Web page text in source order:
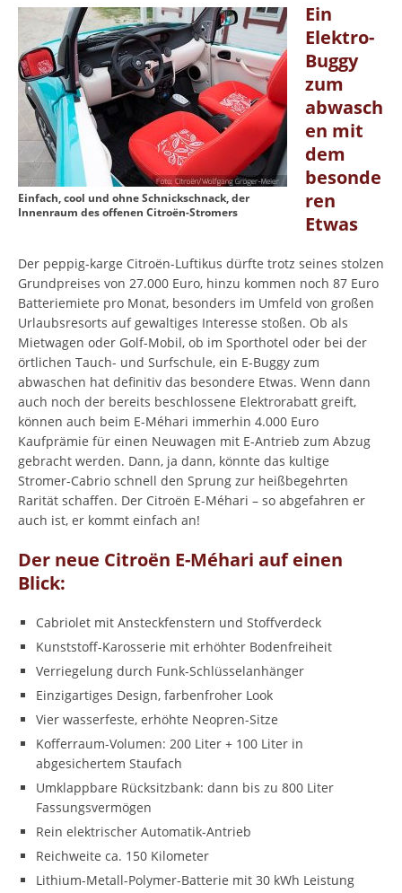
Einfach, cool und ohne Schnickschnack, der
Innenraum des offenen Citroën-Stromers
Ein
Elektro-
Buggy
zum
abwasch
en mit
dem
besonde
ren
Etwas
Der peppig-karge Citroën-Luftikus dürfte trotz seines stolzen
Grundpreises von 27.000 Euro, hinzu kommen noch 87 Euro
Batteriemiete pro Monat, besonders im Umfeld von großen
Urlaubsresorts auf gewaltiges Interesse stoßen. Ob als
Mietwagen oder Golf-Mobil, ob im Sporthotel oder bei der
örtlichen Tauch- und Surfschule, ein E-Buggy zum
abwaschen hat definitiv das besondere Etwas. Wenn dann
auch noch der bereits beschlossene Elektrorabatt greift,
können auch beim E-Méhari immerhin 4.000 Euro
Kaufprämie für einen Neuwagen mit E-Antrieb zum Abzug
gebracht werden. Dann, ja dann, könnte das kultige
Stromer-Cabrio schnell den Sprung zur heißbegehrten
Rarität schaffen. Der Citroën E-Méhari – so abgefahren er
auch ist, er kommt einfach an!
Der neue Citroën E-Méhari auf einen
Blick:
Cabriolet mit Ansteckfenstern und Stoffverdeck
Kunststoff-Karosserie mit erhöhter Bodenfreiheit
Verriegelung durch Funk-Schlüsselanhänger
Einzigartiges Design, farbenfroher Look
Vier wasserfeste, erhöhte Neopren-Sitze
Kofferraum-Volumen: 200 Liter + 100 Liter in
abgesichertem Staufach
Umklappbare Rücksitzbank: dann bis zu 800 Liter
Fassungsvermögen
Rein elektrischer Automatik-Antrieb
Reichweite ca. 150 Kilometer
Lithium-Metall-Polymer-Batterie mit 30 kWh Leistung